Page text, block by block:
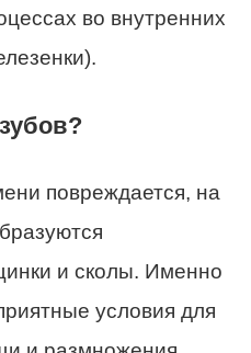
во внутренних
повреждается, на
и сколы. Именно
условия для